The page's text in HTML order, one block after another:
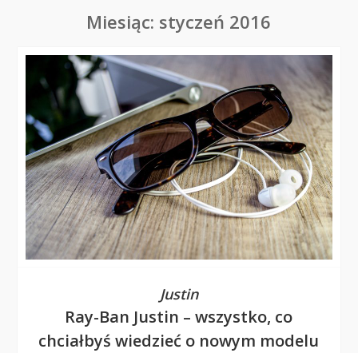
Miesiąc: styczeń 2016
Justin
Ray-Ban Justin – wszystko, co
chciałbyś wiedzieć o nowym modelu